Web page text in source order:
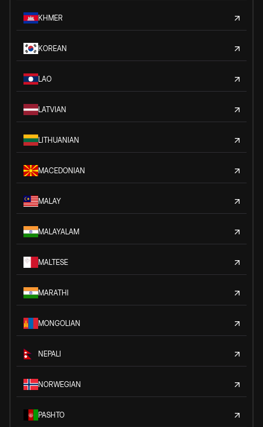
KHMER
KOREAN
LAO
LATVIAN
LITHUANIAN
MACEDONIAN
MALAY
MALAYALAM
MALTESE
MARATHI
MONGOLIAN
NEPALI
NORWEGIAN
PASHTO